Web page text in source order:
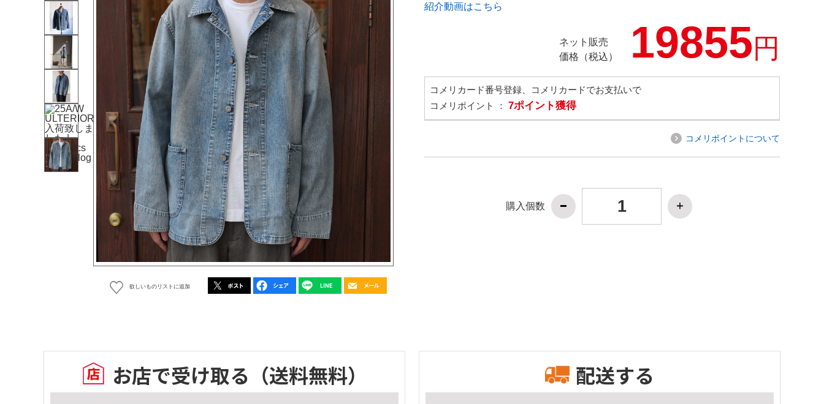
欲しいものリストに追加
紹介動画はこちら
ネット販売
価格（税込）
19855円
コメリカード番号登録、コメリカードでお支払いで
コメリポイント ： 7ポイント獲得
コメリポイントについて
購入個数
お店で受け取る （送料無料） 配送する